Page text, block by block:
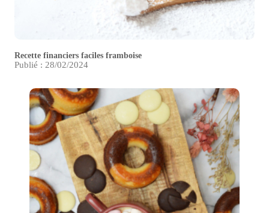
Recette financiers faciles framboise
Publié : 28/02/2024